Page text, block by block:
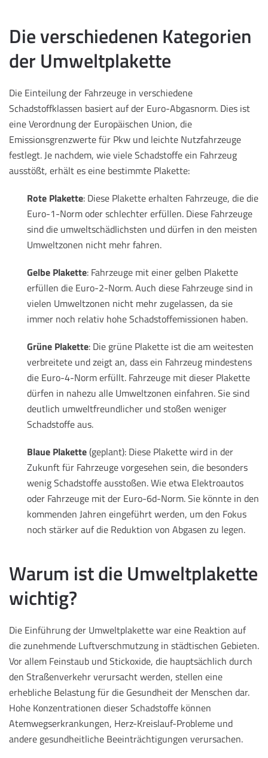
Die verschiedenen Kategorien
der Umweltplakette
Die Einteilung der Fahrzeuge in verschiedene
Schadstoffklassen basiert auf der Euro-Abgasnorm. Dies ist
eine Verordnung der Europäischen Union, die
Emissionsgrenzwerte für Pkw und leichte Nutzfahrzeuge
festlegt. Je nachdem, wie viele Schadstoffe ein Fahrzeug
ausstößt, erhält es eine bestimmte Plakette:
Rote Plakette: Diese Plakette erhalten Fahrzeuge, die die
Euro-1-Norm oder schlechter erfüllen. Diese Fahrzeuge
sind die umweltschädlichsten und dürfen in den meisten
Umweltzonen nicht mehr fahren.
Gelbe Plakette: Fahrzeuge mit einer gelben Plakette
erfüllen die Euro-2-Norm. Auch diese Fahrzeuge sind in
vielen Umweltzonen nicht mehr zugelassen, da sie
immer noch relativ hohe Schadstoffemissionen haben.
Grüne Plakette: Die grüne Plakette ist die am weitesten
verbreitete und zeigt an, dass ein Fahrzeug mindestens
die Euro-4-Norm erfüllt. Fahrzeuge mit dieser Plakette
dürfen in nahezu alle Umweltzonen einfahren. Sie sind
deutlich umweltfreundlicher und stoßen weniger
Schadstoffe aus.
Blaue Plakette(geplant): Diese Plakette wird in der
Zukunft für Fahrzeuge vorgesehen sein, die besonders
wenig Schadstoffe ausstoßen. Wie etwa Elektroautos
oder Fahrzeuge mit der Euro-6d-Norm. Sie könnte in den
kommenden Jahren eingeführt werden, um den Fokus
noch stärker auf die Reduktion von Abgasen zu legen.
Warum ist die Umweltplakette
wichtig?
Die Einführung der Umweltplakette war eine Reaktion auf
die zunehmende Luftverschmutzung in städtischen Gebieten.
Vor allem Feinstaub und Stickoxide, die hauptsächlich durch
den Straßenverkehr verursacht werden, stellen eine
erhebliche Belastung für die Gesundheit der Menschen dar.
Hohe Konzentrationen dieser Schadstoffe können
Atemwegserkrankungen, Herz-Kreislauf-Probleme und
andere gesundheitliche Beeinträchtigungen verursachen.